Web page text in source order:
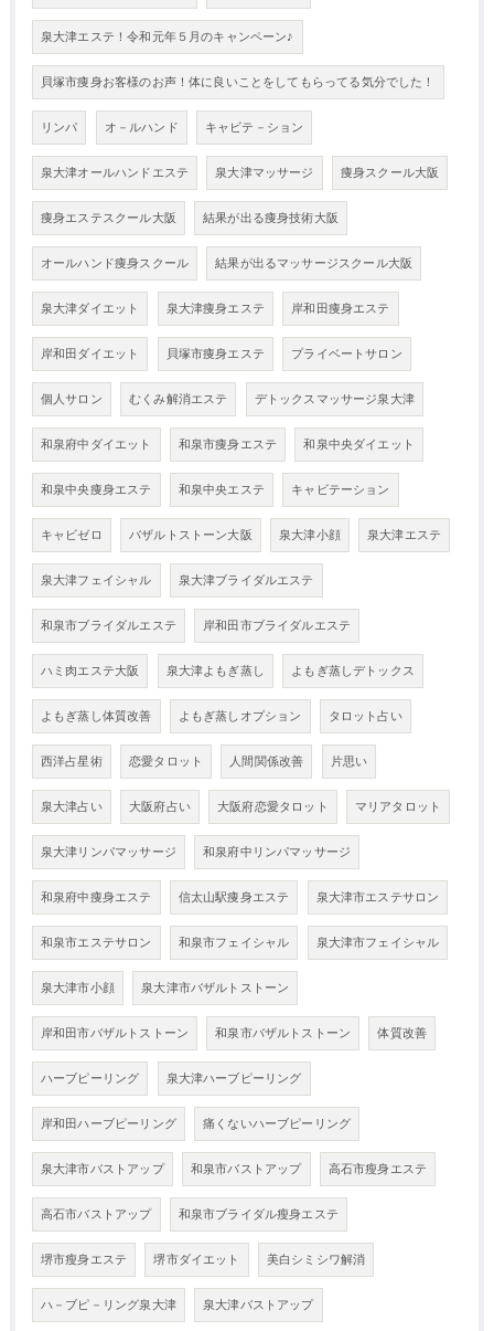
泉大津エステ！令和元年５月のキャンペーン♪
貝塚市痩身お客様のお声！体に良いことをしてもらってる気分でした！
リンパ オ－ルハンド キャビテ－ション
泉大津オールハンドエステ 泉大津マッサージ 痩身スクール大阪
痩身エステスクール大阪 結果が出る痩身技術大阪
オールハンド痩身スクール 結果が出るマッサージスクール大阪
泉大津ダイエット 泉大津痩身エステ 岸和田痩身エステ
岸和田ダイエット 貝塚市痩身エステ プライベートサロン
個人サロン むくみ解消エステ デトックスマッサージ泉大津
和泉府中ダイエット 和泉市痩身エステ 和泉中央ダイエット
和泉中央痩身エステ 和泉中央エステ キャビテーション
キャビゼロ バザルトストーン大阪 泉大津小顔 泉大津エステ
泉大津フェイシャル 泉大津ブライダルエステ
和泉市ブライダルエステ 岸和田市ブライダルエステ
ハミ肉エステ大阪 泉大津よもぎ蒸し よもぎ蒸しデトックス
よもぎ蒸し体質改善 よもぎ蒸しオプション タロット占い
西洋占星術 恋愛タロット 人間関係改善 片思い
泉大津占い 大阪府占い 大阪府恋愛タロット マリアタロット
泉大津リンパマッサージ 和泉府中リンパマッサージ
和泉府中痩身エステ 信太山駅痩身エステ 泉大津市エステサロン
和泉市エステサロン 和泉市フェイシャル 泉大津市フェイシャル
泉大津市小顔 泉大津市バザルトストーン
岸和田市バザルトストーン 和泉市バザルトストーン 体質改善
ハーブピーリング 泉大津ハーブピーリング
岸和田ハーブピーリング 痛くないハーブピーリング
泉大津市バストアップ 和泉市バストアップ 高石市瘦身エステ
高石市バストアップ 和泉市ブライダル瘦身エステ
堺市瘦身エステ 堺市ダイエット 美白シミシワ解消
ハ－ブピ－リング泉大津 泉大津バストアップ